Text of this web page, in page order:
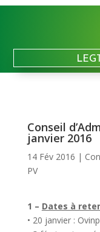
Conseil
janvier 2016
14 Fév 2016 |
PV
1 – Dates à
• 20 janvier :